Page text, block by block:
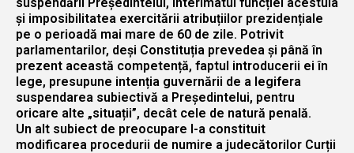
și imposibilitatea exercitării atribuțiilor prezidențiale
pe o perioadă mai mare de 60 de zile. Potrivit
parlamentarilor, deși Constituția prevedea și până în
prezent această competență, faptul introducerii ei în
lege, presupune intenția guvernării de a legifera
suspendarea subiectivă a Președintelui, pentru
oricare alte „situații”, decât cele de natură penală.
Un alt subiect de preocupare l-a constituit
modificarea procedurii de numire a judecătorilor Curții